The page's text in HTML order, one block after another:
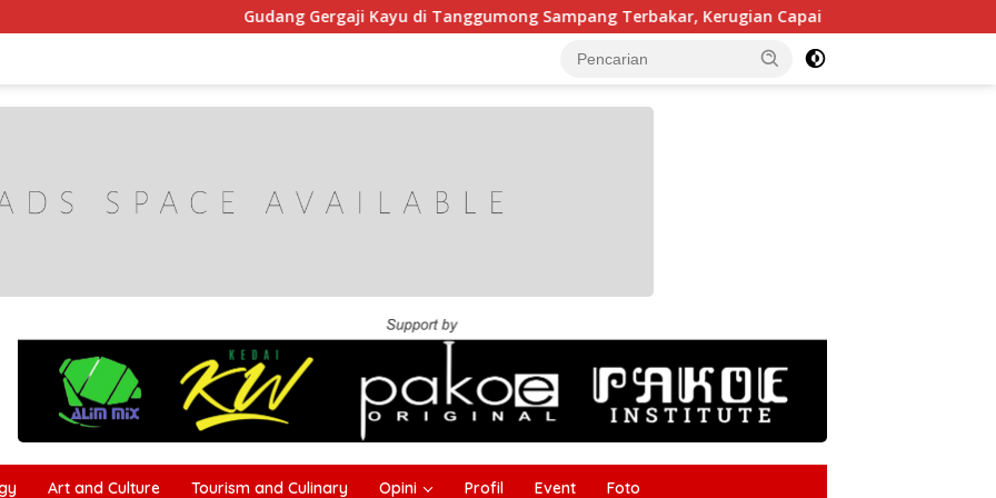
Gudang Gergaji Kayu di Tanggumong Sampang Terbakar, Kerugian Capai Rp55 Juta
Art and Culture Tourism and Culinary Opini Profil Event Foto